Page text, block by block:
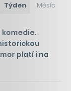
Týden Měsíc
komedie.
platí i na